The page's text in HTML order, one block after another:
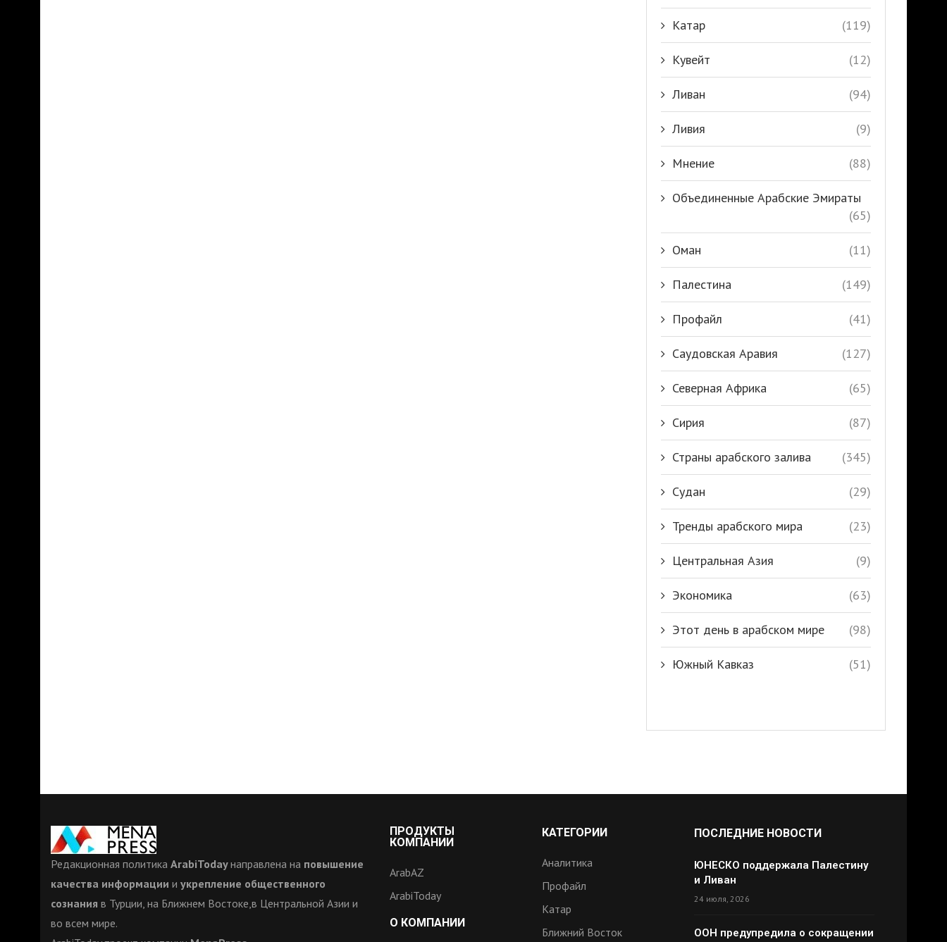
Катар (119)
Кувейт (12)
Ливан (94)
Ливия (9)
Мнение (88)
Объединенные Арабские Эмираты
(65)
Оман (11)
Палестина (149)
Профайл (41)
Саудовская Аравия (127)
Северная Африка (65)
Сирия (87)
Страны арабского залива (345)
Судан (29)
Тренды арабского мира (23)
Центральная Азия (9)
Экономика (63)
Этот день в арабском мире (98)
Южный Кавказ (51)
Редакционная политика ArabiTodayнаправлена на повышение
качества информации и укрепление общественного
сознания в Турции, на Ближнем Востоке,в Центральной Азии и
во всем мире.
ПРОДУКТЫ
КОМПАНИИ
ArabAZ
ArabiToday
О КОМПАНИИ
КАТЕГОРИИ
Аналитика
Профайл
Катар
Ближний Восток
ПОСЛЕДНИЕ НОВОСТИ
ЮНЕСКО поддержала Палестину
и Ливан
24 июля, 2026
ООН предупредила о сокращении